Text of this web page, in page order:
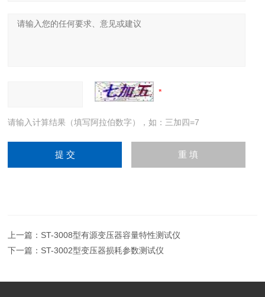
请输入计算结果（填写阿拉伯数字），如：三加四=7
上一篇： ST-3008型有源变压器容量特性测试仪
下一篇： ST-3002型变压器损耗参数测试仪